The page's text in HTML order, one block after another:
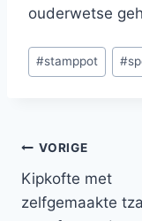
ouderwetse
Bericht
tags:
#stamppot #
Bericht
navigatie
VORIGE
Kipkofte met
zelfgemaakte